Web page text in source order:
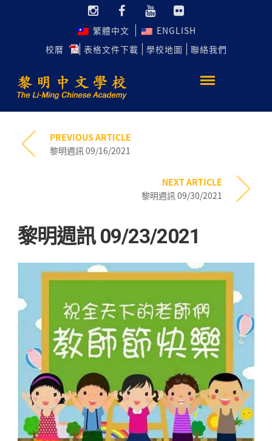
繁體中文
ENGLISH
校曆
表格文件下載 學校地圖 聯絡我們
PREVIOUS ARTICLE
黎明週訊 09/16/2021
NEXT ARTICLE
黎明週訊 09/30/2021
黎明週訊 09/23/2021